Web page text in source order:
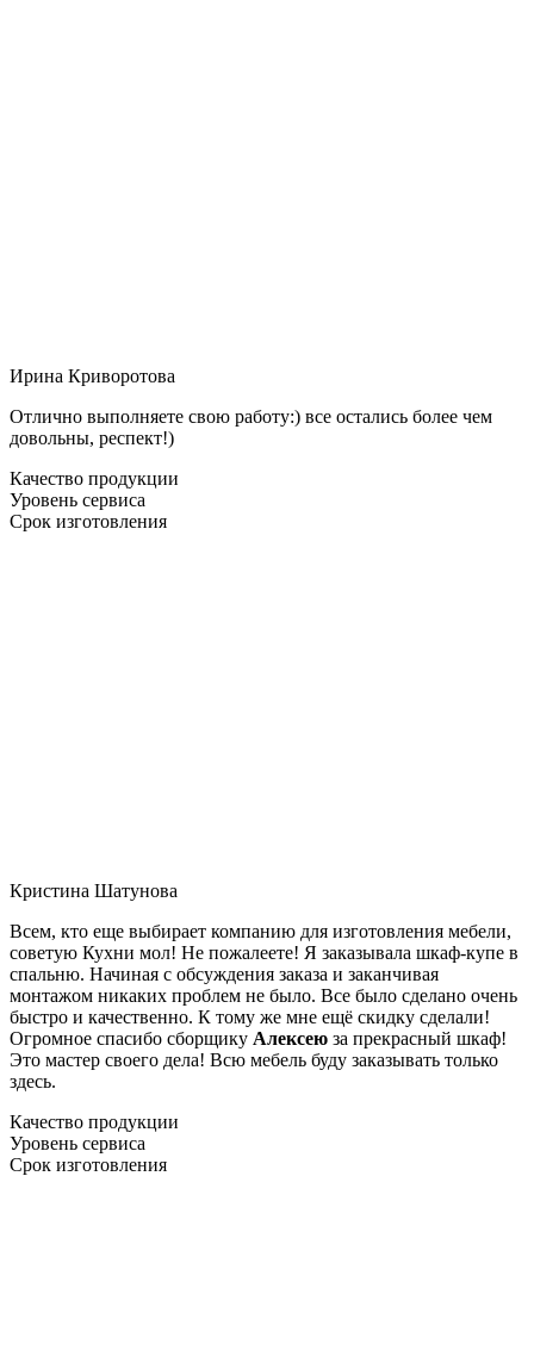
Ирина Криворотова
Отлично выполняете свою работу:) все остались более чем
довольны, респект!)
Качество продукции
Уровень сервиса
Срок изготовления
Кристина Шатунова
Всем, кто еще выбирает компанию для изготовления мебели,
советую Кухни мол! Не пожалеете! Я заказывала шкаф-купе в
спальню. Начиная с обсуждения заказа и заканчивая
монтажом никаких проблем не было. Все было сделано очень
быстро и качественно. К тому же мне ещё скидку сделали!
Огромное спасибо сборщику Алексею за прекрасный шкаф!
Это мастер своего дела! Всю мебель буду заказывать только
здесь.
Качество продукции
Уровень сервиса
Срок изготовления